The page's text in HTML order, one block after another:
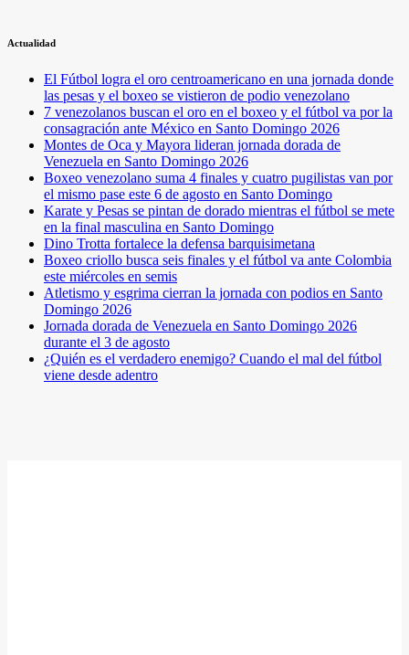
Actualidad
El Fútbol logra el oro centroamericano en una jornada donde
las pesas y el boxeo se vistieron de podio venezolano
7 venezolanos buscan el oro en el boxeo y el fútbol va por la
consagración ante México en Santo Domingo 2026
Montes de Oca y Mayora lideran jornada dorada de
Venezuela en Santo Domingo 2026
Boxeo venezolano suma 4 finales y cuatro pugilistas van por
el mismo pase este 6 de agosto en Santo Domingo
Karate y Pesas se pintan de dorado mientras el fútbol se mete
en la final masculina en Santo Domingo
Dino Trotta fortalece la defensa barquisimetana
Boxeo criollo busca seis finales y el fútbol va ante Colombia
este miércoles en semis
Atletismo y esgrima cierran la jornada con podios en Santo
Domingo 2026
Jornada dorada de Venezuela en Santo Domingo 2026
durante el 3 de agosto
¿Quién es el verdadero enemigo? Cuando el mal del fútbol
viene desde adentro